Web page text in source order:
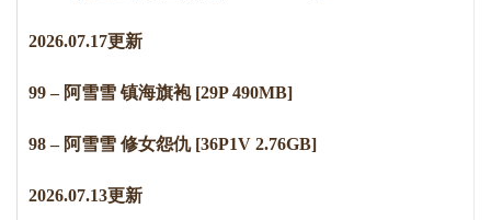
2026.07.17更新
99 – 阿雪雪 镇海旗袍 [29P 490MB]
98 – 阿雪雪 修女怨仇 [36P1V 2.76GB]
2026.07.13更新